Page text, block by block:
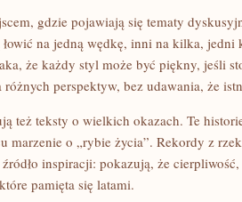
gdzie pojawiają się tematy
na jedną wędkę, inni na kilka,
że każdy styl może być piękny, jeśli
perspektyw, bez udawania, że
też teksty o wielkich okazach. Te
marzenie o „rybie życia”. Rekordy z
inspiracji: pokazują, że
pamięta się latami.